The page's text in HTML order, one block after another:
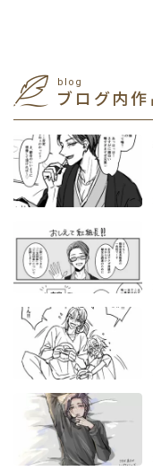
blog
ブログ内